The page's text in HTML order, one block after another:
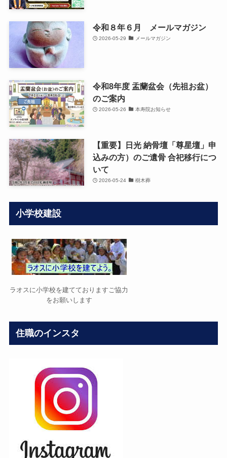
令和８年６月 メールマガジン
2026-05-29 メールマガジン
令和8年度 盂蘭盆会（先祖お盆）
のご案内
2026-05-26 本寿院お知らせ
【重要】日光 納骨壇「尊星壇」申
込みの方）のご遺骨 合祀移行につ
いて
2026-05-24 樹木葬
小学校建設
ラオスに小学校を建てておりますご協力
をお願いします
住職のインスタ